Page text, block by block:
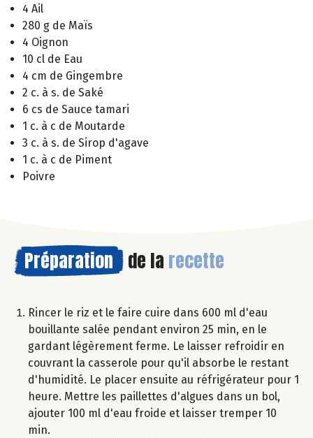
4 Ail
280 g de Maïs
4 Oignon
10 cl de Eau
4 cm de Gingembre
2 c. à s. de Saké
6 cs de Sauce tamari
1 c. à c de Moutarde
3 c. à s. de Sirop d'agave
1 c. à c de Piment
Poivre
Préparation de la recette
Rincer le riz et le faire cuire dans 600 ml d'eau
bouillante salée pendant environ 25 min, en le
gardant légèrement ferme. Le laisser refroidir en
couvrant la casserole pour qu'il absorbe le restant
d'humidité. Le placer ensuite au réfrigérateur pour 1
heure. Mettre les paillettes d'algues dans un bol,
ajouter 100 ml d'eau froide et laisser tremper 10
min.